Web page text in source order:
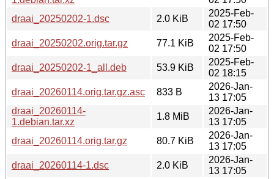
draai_20250202-1.dsc
2.0 KiB
2025-Feb-
02 17:50
draai_20250202.orig.tar.gz
77.1 KiB
2025-Feb-
02 17:50
draai_20250202-1_all.deb
53.9 KiB
2025-Feb-
02 18:15
draai_20260114.orig.tar.gz.asc
833 B
2026-Jan-
13 17:05
draai_20260114-
1.debian.tar.xz
1.8 MiB
2026-Jan-
13 17:05
draai_20260114.orig.tar.gz
80.7 KiB
2026-Jan-
13 17:05
draai_20260114-1.dsc
2.0 KiB
2026-Jan-
13 17:05